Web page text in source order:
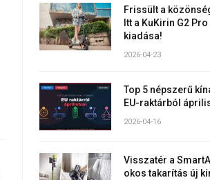
Frissült a
Itt a KuKirin G2
kiadása!
2026-04-23
Top 5 népszerű
EU-raktárból
2026-04-16
Visszatér a
okos takarítás új